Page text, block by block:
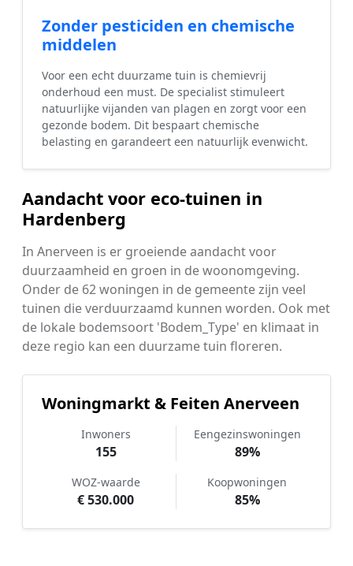
Zonder pesticiden en chemische
middelen
Voor een echt duurzame tuin is chemievrij
onderhoud een must. De specialist stimuleert
natuurlijke vijanden van plagen en zorgt voor een
gezonde bodem. Dit bespaart chemische
belasting en garandeert een natuurlijk evenwicht.
Aandacht voor eco-tuinen in
Hardenberg
In Anerveen is er groeiende aandacht voor
duurzaamheid en groen in de woonomgeving.
Onder de 62 woningen in de gemeente zijn veel
tuinen die verduurzaamd kunnen worden. Ook met
de lokale bodemsoort 'Bodem_Type' en klimaat in
deze regio kan een duurzame tuin floreren.
Woningmarkt & Feiten Anerveen
Inwoners
155
Eengezinswoningen
89%
WOZ-waarde
€ 530.000
Koopwoningen
85%